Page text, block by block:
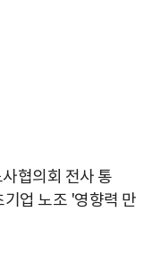
협의회 전사 통
업 노조 '영향력 만